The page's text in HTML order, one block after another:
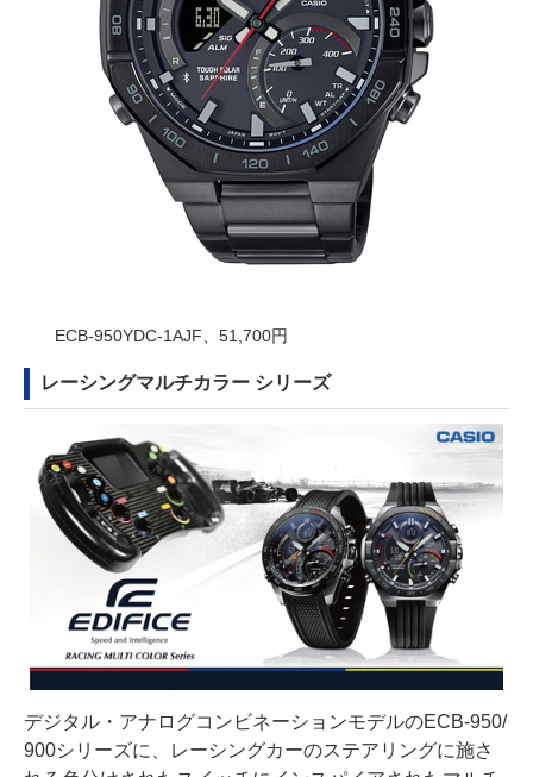
ECB-950YDC-1AJF、51,700円
レーシングマルチカラー シリーズ
デジタル・アナログコンビネーションモデルのECB-950/
900シリーズに、レーシングカーのステアリングに施さ